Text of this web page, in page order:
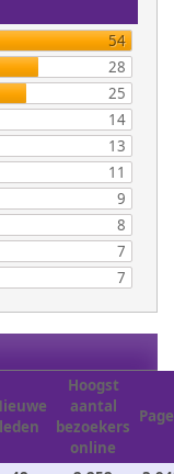
54
28
25
14
13
11
9
8
7
7
leden
Hoogst
aantal
bezoekers
online